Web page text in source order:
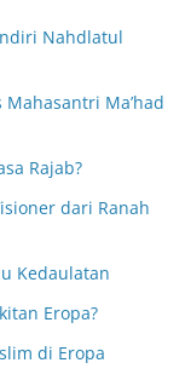
Nahdlatul
Ma’had
Rajab?
dari Ranah
Kedaulatan
Eropa?
di Eropa